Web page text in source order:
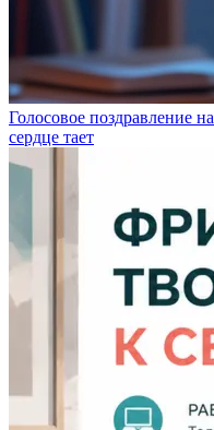
Голосовое поздравление
сердце тает